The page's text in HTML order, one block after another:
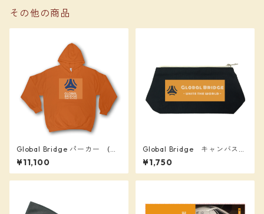
その他の商品
Global Bridge パーカー (オ
レンジ) 背番号「１２」入り
¥11,100
Global Bridge キャンバスベ
ーシックポーチ
¥1,750